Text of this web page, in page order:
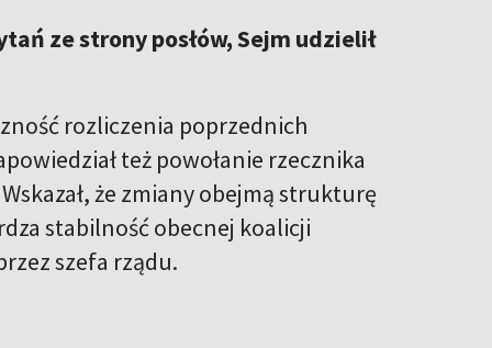
ze strony posłów, Sejm udzielił
rozliczenia poprzednich
też powołanie rzecznika
że zmiany obejmą strukturę
stabilność obecnej koalicji
szefa rządu.